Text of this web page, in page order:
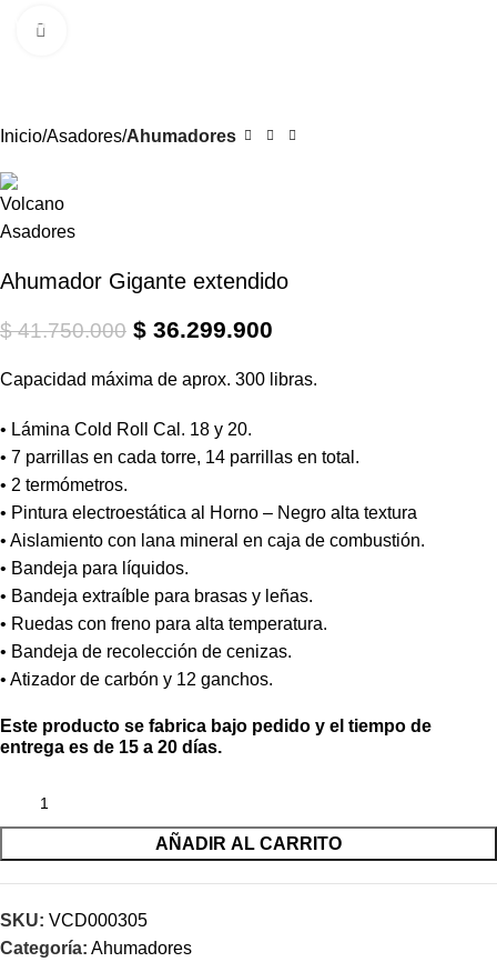
Menú
Inicio Asadores Ahumadores
Ahumador Gigante extendido
$41.750.000 $ 36.299.900
Capacidad máxima de aprox. 300 libras.
• Lámina Cold Roll Cal. 18 y 20.
• 7 parrillas en cada torre, 14 parrillas en total.
• 2 termómetros.
• Pintura electroestática al Horno – Negro alta textura
• Aislamiento con lana mineral en caja de combustión.
• Bandeja para líquidos.
• Bandeja extraíble para brasas y leñas.
• Ruedas con freno para alta temperatura.
• Bandeja de recolección de cenizas.
• Atizador de carbón y 12 ganchos.
Este producto se fabrica bajo pedido y el tiempo de
entrega es de 15 a 20 días.
AÑADIR AL CARRITO
SKU: VCD000305
Categoría: Ahumadores